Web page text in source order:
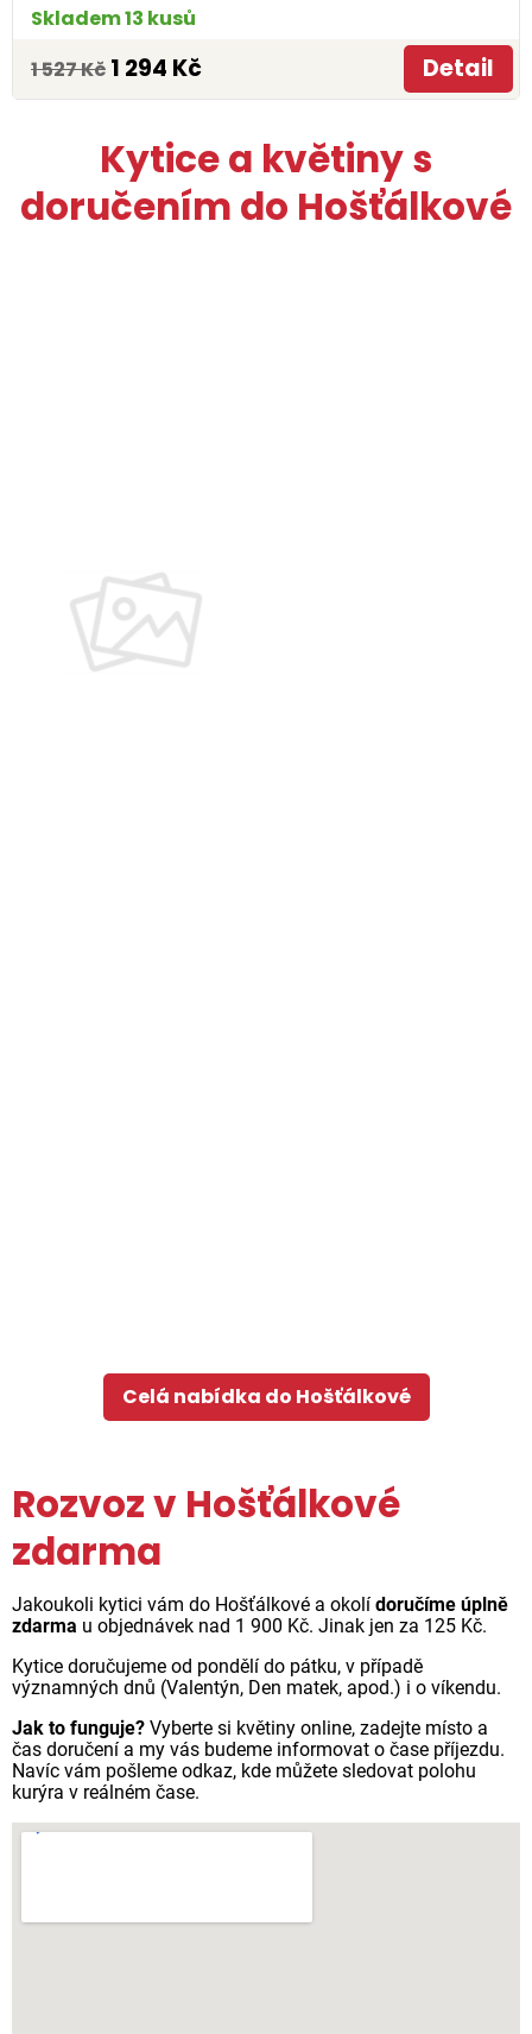
Skladem 13 kusů
1 527 Kč 1 294 Kč Detail
Kytice a květiny s
doručením do Hošťálkové
Celá nabídka do Hošťálkové
Rozvoz v Hošťálkové
zdarma
Jakoukoli kytici vám do Hošťálkové a okolí doručíme úplně
zdarma u objednávek nad 1 900 Kč. Jinak jen za 125 Kč.
Kytice doručujeme od pondělí do pátku, v případě
významných dnů (Valentýn, Den matek, apod.) i o víkendu.
Jak to funguje? Vyberte si květiny online, zadejte místo a
čas doručení a my vás budeme informovat o čase příjezdu.
Navíc vám pošleme odkaz, kde můžete sledovat polohu
kurýra v reálném čase.